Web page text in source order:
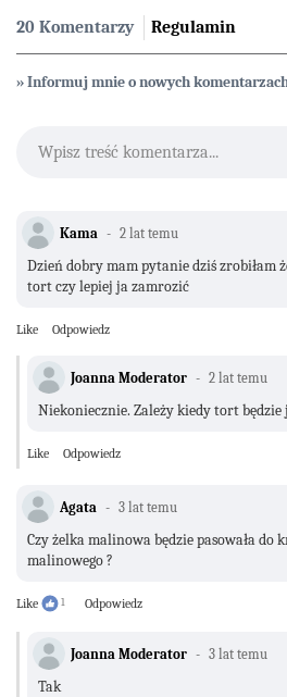
20 Komentarzy Regulamin
» Informuj mnie o nowych
Wpisz treść komentarza...
Kama 2 lat temu
Dzień dobry mam pytanie dziś zrobiłam
tort czy lepiej ja zamrozić
Like Odpowiedz
Joanna Moderator 2 lat temu
Niekoniecznie. Zależy kiedy tort będzie
Like Odpowiedz
Agata 3 lat temu
Czy żelka malinowa będzie pasowała
malinowego ?
Like 1 Odpowiedz
Joanna Moderator 3 lat temu
Tak